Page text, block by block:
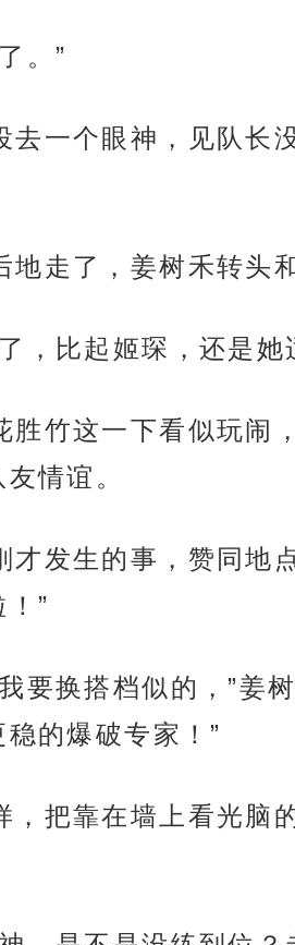
。”
去一个眼神，见队长
地走了，姜树禾转头
，比起姬琛，还是她
胜竹这一下看似玩闹
情谊。
才发生的事，赞同地
”
要换搭档似的，”姜
的爆破专家！”
，把靠在墙上看光脑